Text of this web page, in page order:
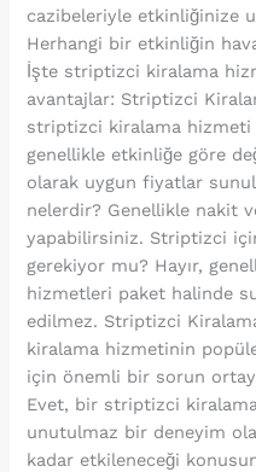
cazibeleriyle etkinliğinize
Herhangi bir etkinliğin
İşte striptizci kiralama
avantajlar: Striptizci
striptizci kiralama hizmeti
genellikle etkinliğe göre
olarak uygun fiyatlar
nelerdir? Genellikle nakit
yapabilirsiniz. Striptizci
gerekiyor mu? Hayır,
hizmetleri paket halinde
edilmez. Striptizci
kiralama hizmetinin
için önemli bir sorun
Evet, bir striptizci
unutulmaz bir deneyim
kadar etkileneceği